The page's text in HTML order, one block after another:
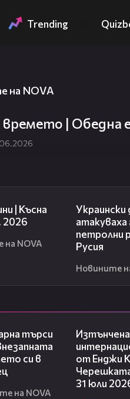
Trending
на NOVA
времето | Обедна
| Късна
2026
NOVA
Украински
атакуваха
петролни
Русия
Новините
търси
си в
на NOVA
Изтънчена
от Енджи
31 юли